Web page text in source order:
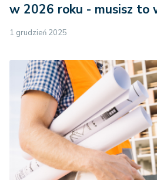
w 2026 roku - musisz to
1 grudzień 2025